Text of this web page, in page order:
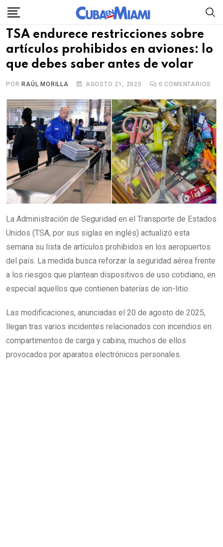
Skip
content
TSA endurece restricciones sobre
artículos prohibidos en aviones: lo
que debes saber antes de volar
POR RAÚL MORILLA AGOSTO 21, 2025 0 COMENTARIOS
La Administración de Seguridad en el Transporte de Estados
Unidos (TSA, por sus siglas en inglés) actualizó esta
semana su lista de artículos prohibidos en los aeropuertos
del país. La medida busca reforzar la seguridad aérea frente
a los riesgos que plantean dispositivos de uso cotidiano, en
especial aquellos que contienen baterías de ion-litio.
Las modificaciones, anunciadas el 20 de agosto de 2025,
llegan tras varios incidentes relacionados con incendios en
compartimentos de carga y cabina, muchos de ellos
provocados por aparatos electrónicos personales.